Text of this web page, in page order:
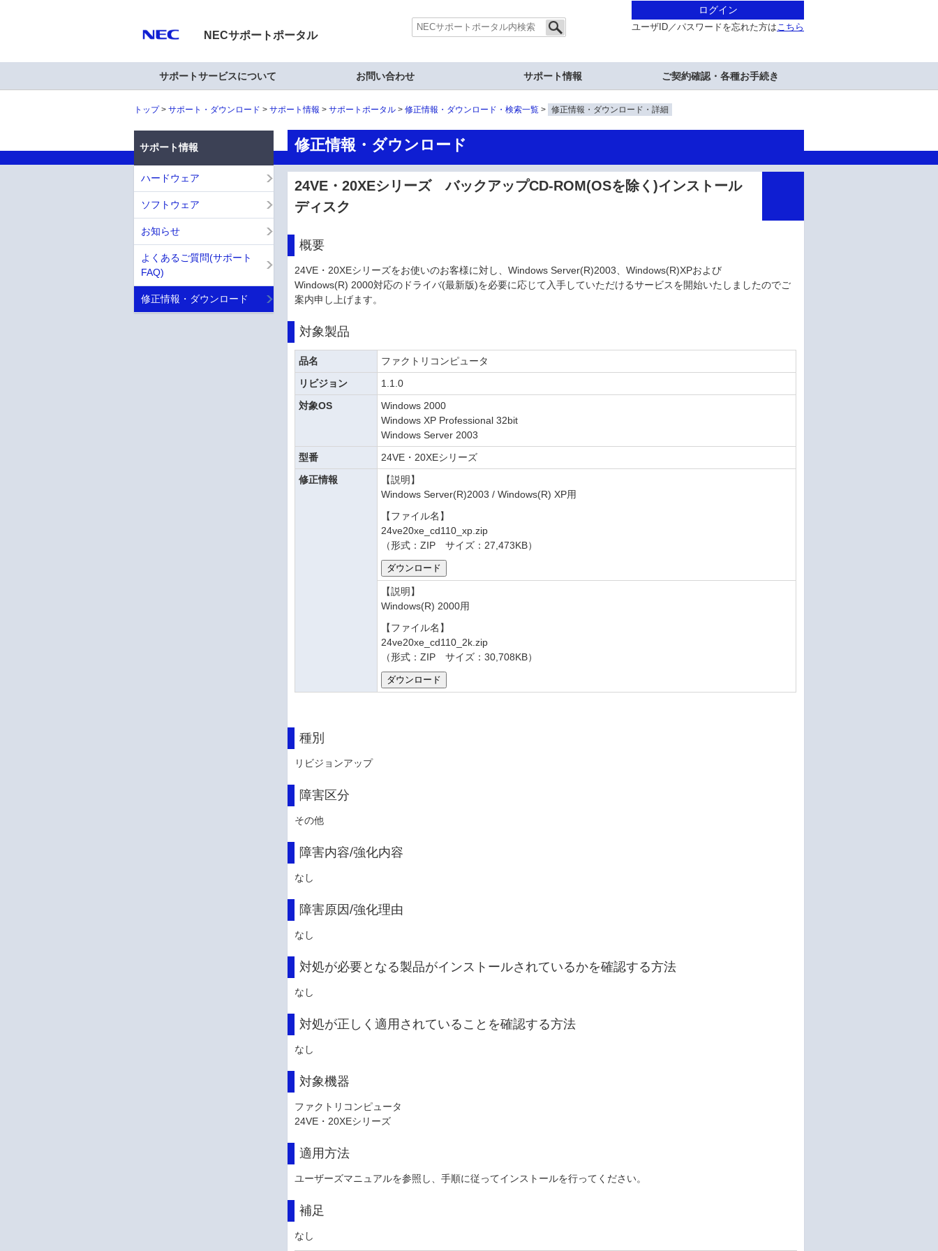
NECサポートポータル
ログイン
ユーザID／パスワードを忘れた方はこちら
サポートサービスについて お問い合わせ サポート情報 ご契約確認・各種お手続き
トップ サポート・ダウンロード サポート情報 サポートポータル 修正情報・ダウンロード・検索一覧 修正情報・ダウンロード・詳細
修正情報・ダウンロード
24VE・20XEシリーズ バックアップCD-ROM(OSを除く)インストール
ディスク
概要
24VE・20XEシリーズをお使いのお客様に対し、Windows Server(R)2003、Windows(R)XPおよび
Windows(R) 2000対応のドライバ(最新版)を必要に応じて入手していただけるサービスを開始いたしましたのでご
案内申し上げます。
対象製品
品名
ファクトリコンピュータ
リビジョン
1.1.0
対象OS
Windows 2000
Windows XP Professional 32bit
Windows Server 2003
型番
24VE・20XEシリーズ
修正情報
【説明】
Windows Server(R)2003 / Windows(R) XP用
【ファイル名】
24ve20xe_cd110_xp.zip
（形式：ZIP サイズ：27,473KB）
【説明】
Windows(R) 2000用
【ファイル名】
24ve20xe_cd110_2k.zip
（形式：ZIP サイズ：30,708KB）
種別
リビジョンアップ
障害区分
その他
障害内容/強化内容
なし
障害原因/強化理由
なし
対処が必要となる製品がインストールされているかを確認する方法
なし
対処が正しく適用されていることを確認する方法
なし
対象機器
ファクトリコンピュータ
24VE・20XEシリーズ
適用方法
ユーザーズマニュアルを参照し、手順に従ってインストールを行ってください。
補足
なし
サポート情報
ハードウェア
ソフトウェア
お知らせ
よくあるご質問(サポート
FAQ)
修正情報・ダウンロード